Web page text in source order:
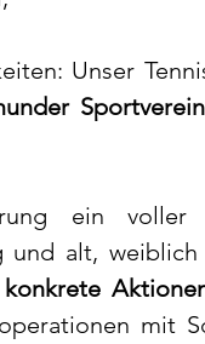
Unser
ein
und alt,
mit